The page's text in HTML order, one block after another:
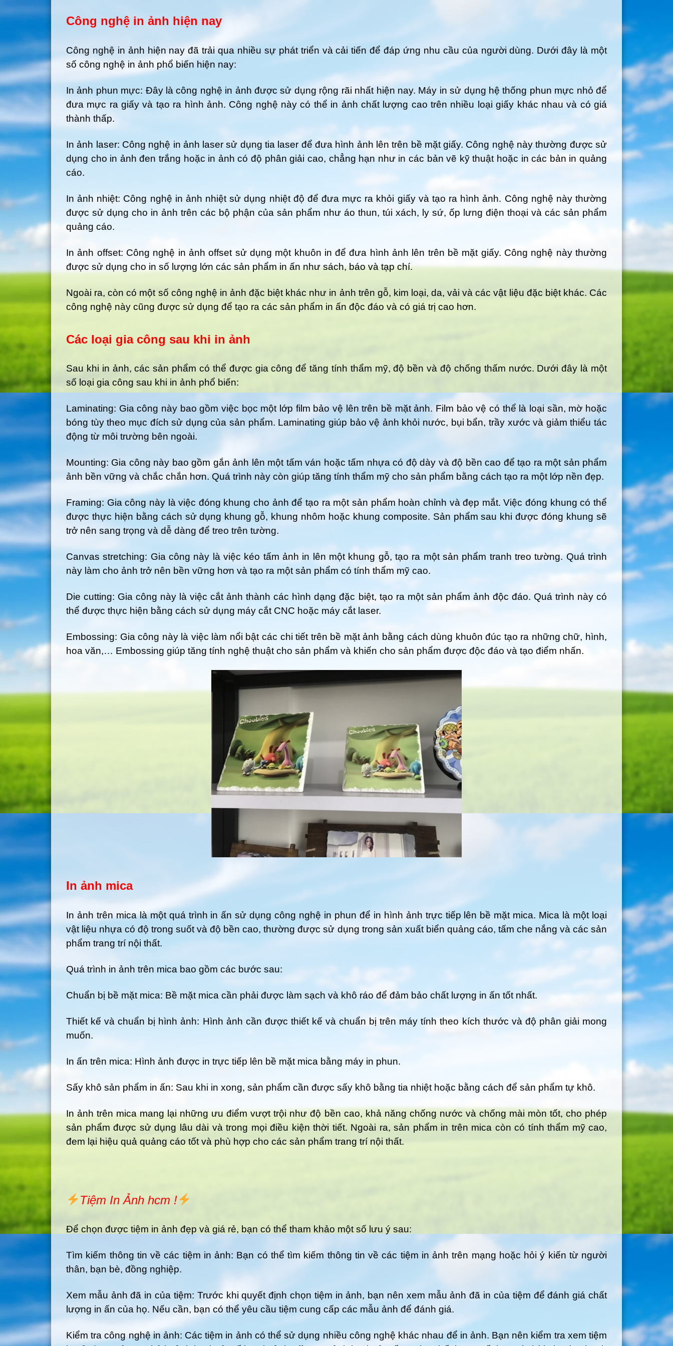
Công nghệ in ảnh hiện nay
Công nghệ in ảnh hiện nay đã trải qua nhiều sự phát triển và cải tiến để đáp ứng nhu cầu của người dùng. Dưới đây là một
số công nghệ in ảnh phổ biến hiện nay:
In ảnh phun mực: Đây là công nghệ in ảnh được sử dụng rộng rãi nhất hiện nay. Máy in sử dụng hệ thống phun mực nhỏ để
đưa mực ra giấy và tạo ra hình ảnh. Công nghệ này có thể in ảnh chất lượng cao trên nhiều loại giấy khác nhau và có giá
thành thấp.
In ảnh laser: Công nghệ in ảnh laser sử dụng tia laser để đưa hình ảnh lên trên bề mặt giấy. Công nghệ này thường được sử
dụng cho in ảnh đen trắng hoặc in ảnh có độ phân giải cao, chẳng hạn như in các bản vẽ kỹ thuật hoặc in các bản in quảng
cáo.
In ảnh nhiệt: Công nghệ in ảnh nhiệt sử dụng nhiệt độ để đưa mực ra khỏi giấy và tạo ra hình ảnh. Công nghệ này thường
được sử dụng cho in ảnh trên các bộ phận của sản phẩm như áo thun, túi xách, ly sứ, ốp lưng điện thoại và các sản phẩm
quảng cáo.
In ảnh offset: Công nghệ in ảnh offset sử dụng một khuôn in để đưa hình ảnh lên trên bề mặt giấy. Công nghệ này thường
được sử dụng cho in số lượng lớn các sản phẩm in ấn như sách, báo và tạp chí.
Ngoài ra, còn có một số công nghệ in ảnh đặc biệt khác như in ảnh trên gỗ, kim loại, da, vải và các vật liệu đặc biệt khác. Các
công nghệ này cũng được sử dụng để tạo ra các sản phẩm in ấn độc đáo và có giá trị cao hơn.
Các loại gia công sau khi in ảnh
Sau khi in ảnh, các sản phẩm có thể được gia công để tăng tính thẩm mỹ, độ bền và độ chống thấm nước. Dưới đây là một
số loại gia công sau khi in ảnh phổ biến:
Laminating: Gia công này bao gồm việc bọc một lớp film bảo vệ lên trên bề mặt ảnh. Film bảo vệ có thể là loại sần, mờ hoặc
bóng tùy theo mục đích sử dụng của sản phẩm. Laminating giúp bảo vệ ảnh khỏi nước, bụi bẩn, trầy xước và giảm thiểu tác
động từ môi trường bên ngoài.
Mounting: Gia công này bao gồm gắn ảnh lên một tấm ván hoặc tấm nhựa có độ dày và độ bền cao để tạo ra một sản phẩm
ảnh bền vững và chắc chắn hơn. Quá trình này còn giúp tăng tính thẩm mỹ cho sản phẩm bằng cách tạo ra một lớp nền đẹp.
Framing: Gia công này là việc đóng khung cho ảnh để tạo ra một sản phẩm hoàn chỉnh và đẹp mắt. Việc đóng khung có thể
được thực hiện bằng cách sử dụng khung gỗ, khung nhôm hoặc khung composite. Sản phẩm sau khi được đóng khung sẽ
trở nên sang trọng và dễ dàng để treo trên tường.
Canvas stretching: Gia công này là việc kéo tấm ảnh in lên một khung gỗ, tạo ra một sản phẩm tranh treo tường. Quá trình
này làm cho ảnh trở nên bền vững hơn và tạo ra một sản phẩm có tính thẩm mỹ cao.
Die cutting: Gia công này là việc cắt ảnh thành các hình dạng đặc biệt, tạo ra một sản phẩm ảnh độc đáo. Quá trình này có
thể được thực hiện bằng cách sử dụng máy cắt CNC hoặc máy cắt laser.
Embossing: Gia công này là việc làm nổi bật các chi tiết trên bề mặt ảnh bằng cách dùng khuôn đúc tạo ra những chữ, hình,
hoa văn,… Embossing giúp tăng tính nghệ thuật cho sản phẩm và khiến cho sản phẩm được độc đáo và tạo điểm nhấn.
In ảnh mica
In ảnh trên mica là một quá trình in ấn sử dụng công nghệ in phun để in hình ảnh trực tiếp lên bề mặt mica. Mica là một loại
vật liệu nhựa có độ trong suốt và độ bền cao, thường được sử dụng trong sản xuất biển quảng cáo, tấm che nắng và các sản
phẩm trang trí nội thất.
Quá trình in ảnh trên mica bao gồm các bước sau:
Chuẩn bị bề mặt mica: Bề mặt mica cần phải được làm sạch và khô ráo để đảm bảo chất lượng in ấn tốt nhất.
Thiết kế và chuẩn bị hình ảnh: Hình ảnh cần được thiết kế và chuẩn bị trên máy tính theo kích thước và độ phân giải mong
muốn.
In ấn trên mica: Hình ảnh được in trực tiếp lên bề mặt mica bằng máy in phun.
Sấy khô sản phẩm in ấn: Sau khi in xong, sản phẩm cần được sấy khô bằng tia nhiệt hoặc bằng cách để sản phẩm tự khô.
In ảnh trên mica mang lại những ưu điểm vượt trội như độ bền cao, khả năng chống nước và chống mài mòn tốt, cho phép
sản phẩm được sử dụng lâu dài và trong mọi điều kiện thời tiết. Ngoài ra, sản phẩm in trên mica còn có tính thẩm mỹ cao,
đem lại hiệu quả quảng cáo tốt và phù hợp cho các sản phẩm trang trí nội thất.
Tiệm In Ảnh hcm !
Để chọn được tiệm in ảnh đẹp và giá rẻ, bạn có thể tham khảo một số lưu ý sau:
Tìm kiếm thông tin về các tiệm in ảnh: Bạn có thể tìm kiếm thông tin về các tiệm in ảnh trên mạng hoặc hỏi ý kiến từ người
thân, bạn bè, đồng nghiệp.
Xem mẫu ảnh đã in của tiệm: Trước khi quyết định chọn tiệm in ảnh, bạn nên xem mẫu ảnh đã in của tiệm để đánh giá chất
lượng in ấn của họ. Nếu cần, bạn có thể yêu cầu tiệm cung cấp các mẫu ảnh để đánh giá.
Kiểm tra công nghệ in ảnh: Các tiệm in ảnh có thể sử dụng nhiều công nghệ khác nhau để in ảnh. Bạn nên kiểm tra xem tiệm